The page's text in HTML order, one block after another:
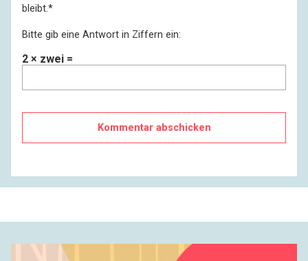
bleibt.*
Bitte gib eine Antwort in Ziffern ein:
2 × zwei =